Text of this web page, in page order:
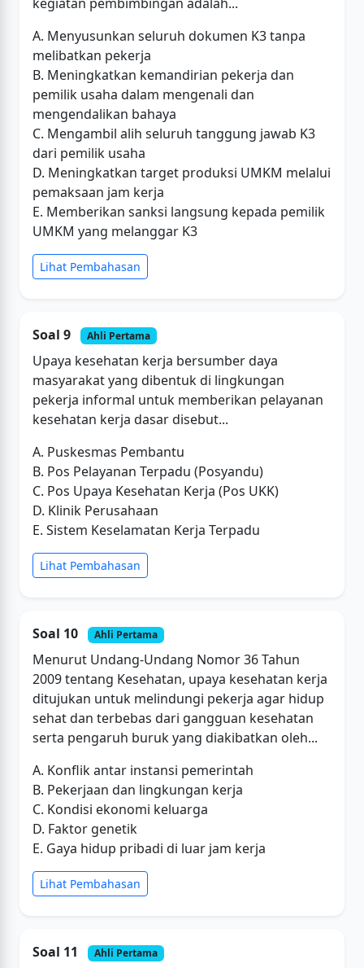
A. Menyusunkan seluruh dokumen K3 tanpa
melibatkan pekerja
B. Meningkatkan kemandirian pekerja dan
pemilik usaha dalam mengenali dan
mengendalikan bahaya
C. Mengambil alih seluruh tanggung jawab K3
dari pemilik usaha
D. Meningkatkan target produksi UMKM melalui
pemaksaan jam kerja
E. Memberikan sanksi langsung kepada pemilik
UMKM yang melanggar K3
Lihat Pembahasan
Soal 9 Ahli Pertama
Upaya kesehatan kerja bersumber daya
masyarakat yang dibentuk di lingkungan
pekerja informal untuk memberikan pelayanan
kesehatan kerja dasar disebut...
A. Puskesmas Pembantu
B. Pos Pelayanan Terpadu (Posyandu)
C. Pos Upaya Kesehatan Kerja (Pos UKK)
D. Klinik Perusahaan
E. Sistem Keselamatan Kerja Terpadu
Lihat Pembahasan
Soal 10 Ahli Pertama
Menurut Undang-Undang Nomor 36 Tahun
2009 tentang Kesehatan, upaya kesehatan kerja
ditujukan untuk melindungi pekerja agar hidup
sehat dan terbebas dari gangguan kesehatan
serta pengaruh buruk yang diakibatkan oleh...
A. Konflik antar instansi pemerintah
B. Pekerjaan dan lingkungan kerja
C. Kondisi ekonomi keluarga
D. Faktor genetik
E. Gaya hidup pribadi di luar jam kerja
Lihat Pembahasan
Soal 11 Ahli Pertama